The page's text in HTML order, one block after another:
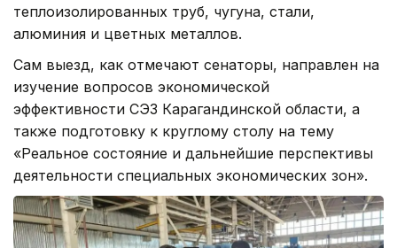
теплоизолированных труб, чугуна, стали,
алюминия и цветных металлов.
Сам выезд, как отмечают сенаторы, направлен на
изучение вопросов экономической
эффективности СЭЗ Карагандинской области, а
также подготовку к круглому столу на тему
«Реальное состояние и дальнейшие перспективы
деятельности специальных экономических зон».